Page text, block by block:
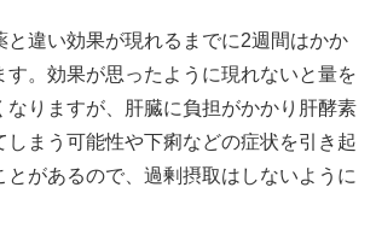
と違い効果が現れるまでに2週間はかか
す。効果が思ったように現れないと量を
なりますが、肝臓に負担がかかり肝酵素
しまう可能性や下痢などの症状を引き起
とがあるので、過剰摂取はしないように